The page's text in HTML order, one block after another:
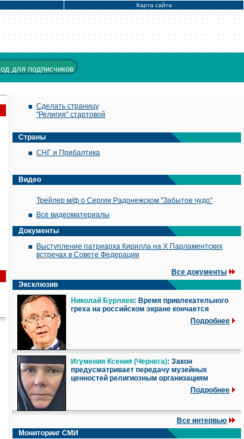
Карта сайта
для подписчиков
Сделать страницу
"Религия" стартовой
Страны
СНГ и Прибалтика
Видео
Трейлер м/ф о Сергии Радонежском "Забытое чудо"
Все видеоматериалы
Документы
Выступление патриарха Кирилла на X Парламентских
встречах в Совете Федерации
Все документы
Эксклюзив
Николай Бурляев: Время привлекательного
греха на российском экране кончается
Подробнее
Игумения Ксения (Чернега): Закон
предусматривает передачу музейных
ценностей религиозным организациям
Подробнее
Все интервью
Мониторинг СМИ